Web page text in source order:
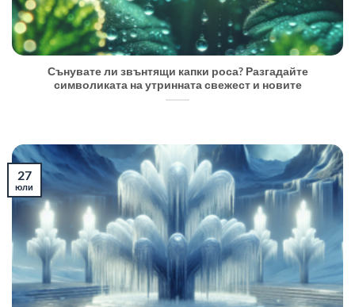
Сънувате ли звънтящи капки роса? Разгадайте
символиката на утринната свежест и новите
27
юли